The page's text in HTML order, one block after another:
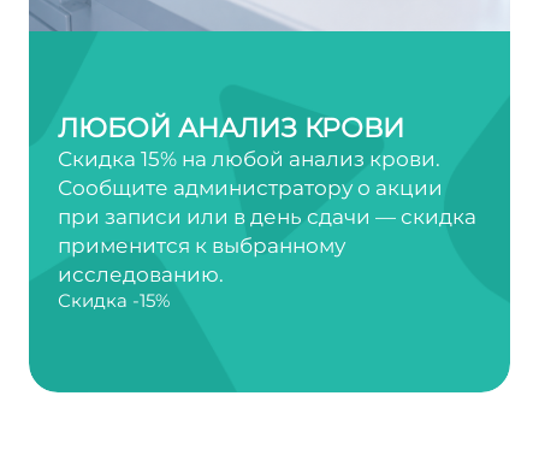
ЛЮБОЙ АНАЛИЗ КРОВИ
Скидка 15% на любой анализ крови.
Сообщите администратору о акции
при записи или в день сдачи — скидка
применится к выбранному
исследованию.
Скидка -15%